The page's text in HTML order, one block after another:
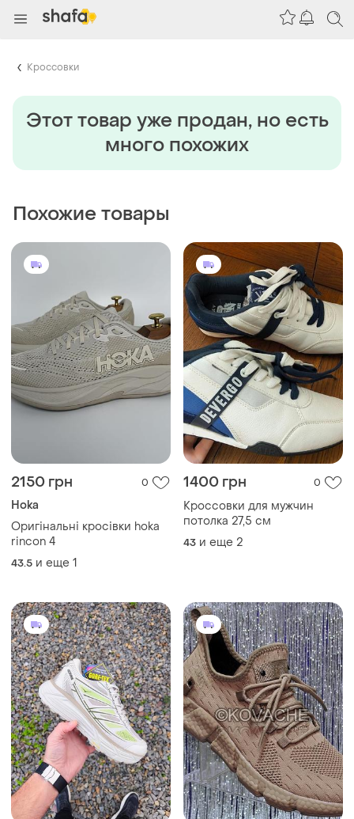
Кроссовки
Этот товар уже продан, но есть
много похожих
Похожие товары
2150 грн 0
Hoka
Оригінальні кросівки hoka
rincon 4
43.5 и еще 1
1400 грн 0
Кроссовки для мужчин
потолка 27,5 см
43 и еще 2